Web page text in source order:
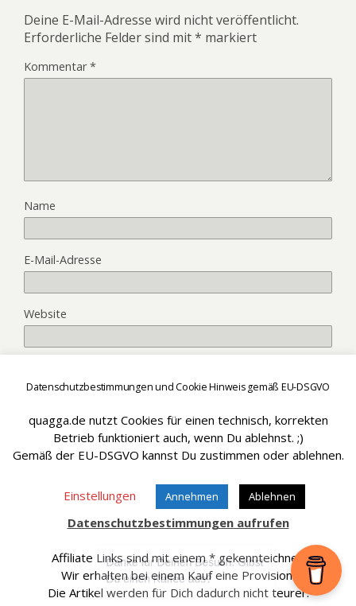
Deine E-Mail-Adresse wird nicht veröffentlicht.
Erforderliche Felder sind mit* markiert
Kommentar*
Name
E-Mail-Adresse
Website
Hätt aber sein können - SissySorglos ;)
Datenschutzbestimmungen und Cookie Hinweis gemäß EU-DSGVO
quagga.de nutzt Cookies für einen technisch, korrekten
Betrieb funktioniert auch, wenn Du ablehnst. ;)
Gemäß der EU-DSGVO kannst Du zustimmen oder ablehnen.
Einstellungen Annehmen Ablehnen
Datenschutzbestimmungen aufrufen
Affiliate Links sind mit einem * gekennteichnet.
Wir erhalten bei einem Kauf eine Provision.
Die Artikel werden für Dich dadurch nicht teurer.
Mobil Desktop